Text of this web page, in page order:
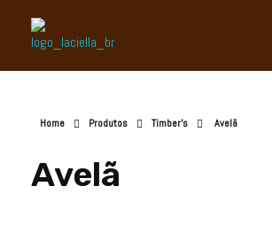
Home Produtos Timber's Avelã
Avelã